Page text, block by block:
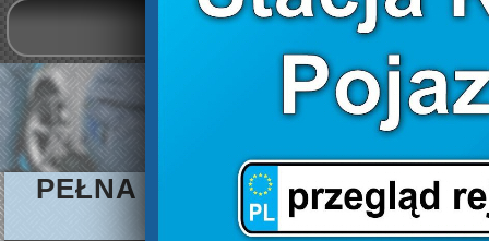
GALERIA ZDJĘĆ
PEŁNA OBSŁUGA TWOJEGO
SAMOCHODU